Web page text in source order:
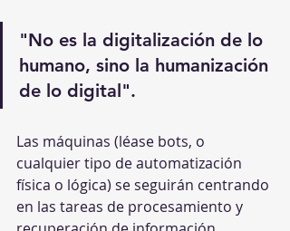
"No es la digitalización de lo
humano, sino la humanización
de lo digital".
Las máquinas (léase bots, o
cualquier tipo de automatización
física o lógica) se seguirán centrando
en las tareas de procesamiento y